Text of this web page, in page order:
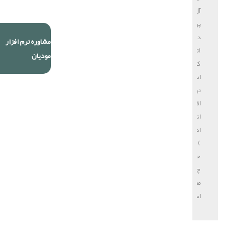
مشاوره نرم افزار
مودیان
آل
پردازش
دایا
(تولید
کننده
انواع
نرم
افزار
اتوماسیون
اداری
)
حق
چاپ
محفوظ
است